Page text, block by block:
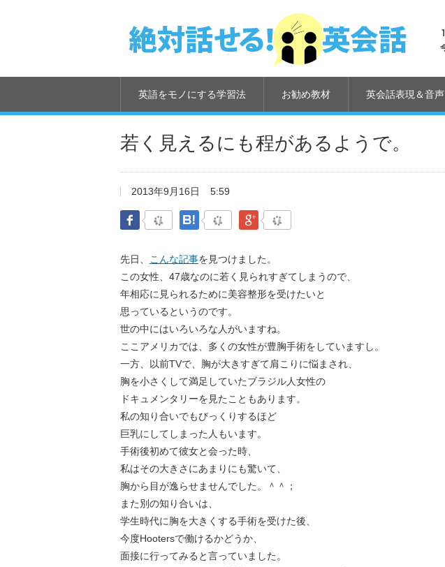
英語をモノにする学習法 お勧め教材 英会話表現＆音声
若く見えるにも程があるようで。
2013年9月16日 5:59
Facebook はてなブックマークGoogle Plus
先日、 こんな記事を見つけました。
この女性、47歳なのに若く見られすぎてしまうので、
年相応に見られるために美容整形を受けたいと
思っているというのです。
世の中にはいろいろな人がいますね。
ここアメリカでは、多くの女性が豊胸手術をしていますし。
一方、以前TVで、胸が大きすぎて肩こりに悩まされ、
胸を小さくして満足していたブラジル人女性の
ドキュメンタリーを見たこともあります。
私の知り合いでもびっくりするほど
巨乳にしてしまった人もいます。
手術後初めて彼女と会った時、
私はその大きさにあまりにも驚いて、
胸から目が逸らせませんでした。＾＾；
また別の知り合いは、
学生時代に胸を大きくする手術を受けた後、
今度Hootersで働けるかどうか、
面接に行ってみると言っていました。